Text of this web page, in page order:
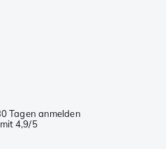
Tagen anmelden
4,9/5